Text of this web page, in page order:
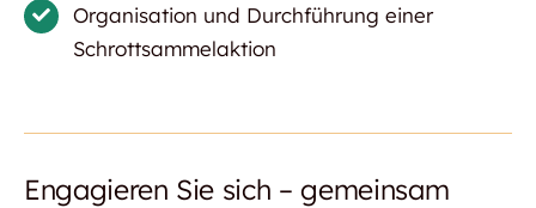
Organisation und Durchführung einer
Schrottsammelaktion
Engagieren Sie sich – gemeinsam